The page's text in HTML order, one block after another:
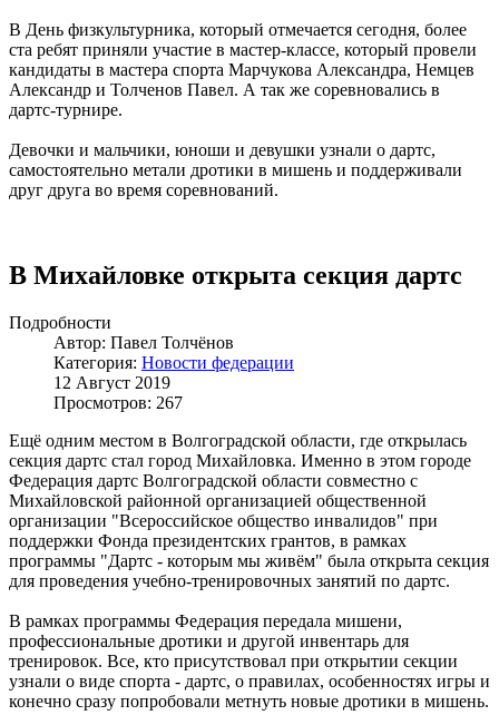
В День физкультурника, который отмечается сегодня, более
ста ребят приняли участие в мастер-классе, который провели
кандидаты в мастера спорта Марчукова Александра, Немцев
Александр и Толченов Павел. А так же соревновались в
дартс-турнире.
Девочки и мальчики, юноши и девушки узнали о дартс,
самостоятельно метали дротики в мишень и поддерживали
друг друга во время соревнований.
В Михайловке открыта секция дартс
Подробности
Автор: Павел Толчёнов
Категория: Новости федерации
12 Август 2019
Просмотров: 267
Ещё одним местом в Волгоградской области, где открылась
секция дартс стал город Михайловка. Именно в этом городе
Федерация дартс Волгоградской области совместно с
Михайловской районной организацией общественной
организации "Всероссийское общество инвалидов" при
поддержки Фонда президентских грантов, в рамках
программы "Дартс - которым мы живём" была открыта секция
для проведения учебно-тренировочных занятий по дартс.
В рамках программы Федерация передала мишени,
профессиональные дротики и другой инвентарь для
тренировок. Все, кто присутствовал при открытии секции
узнали о виде спорта - дартс, о правилах, особенностях игры и
конечно сразу попробовали метнуть новые дротики в мишень.